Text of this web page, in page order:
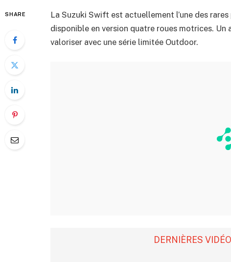
SHARE
La Suzuki Swift est actuellement l’une des
disponible en version quatre roues motrices. Un
valoriser avec une série limitée Outdoor.
DERNIÈRES